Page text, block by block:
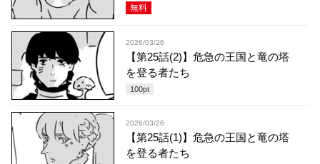
無料
2026/03/26
【第25話(2)】危急の王国と竜の塔
を登る者たち
100pt
2026/03/26
【第25話(1)】危急の王国と竜の塔
を登る者たち